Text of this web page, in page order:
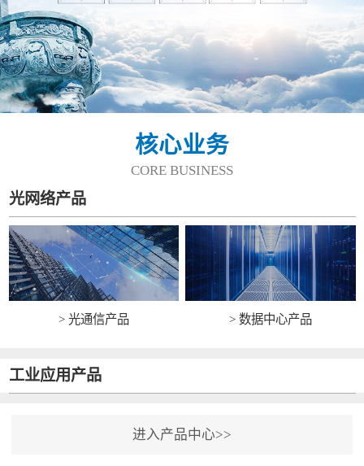
核心业务
CORE BUSINESS
光网络产品
> 光通信产品 > 数据中心产品
工业应用产品
进入产品中心>>